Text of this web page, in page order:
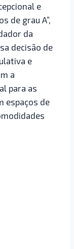
e
de grau A”,
da
decisão de
e
a
para as
espaços de